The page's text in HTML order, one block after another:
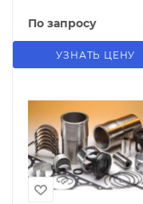
По запросу
УЗНАТЬ ЦЕНУ